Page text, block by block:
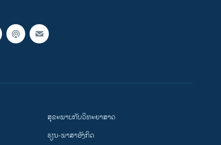
ສຸຂະພາບກັບວິທະຍາສາດ
ຮຽນ-ພາສາອັງກິດ